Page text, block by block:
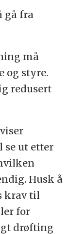
gå fra
må
og styre.
redusert
se ut etter
Husk å
krav til
for
drøfting